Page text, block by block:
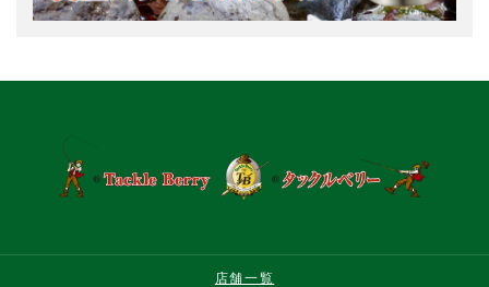
店舗一覧